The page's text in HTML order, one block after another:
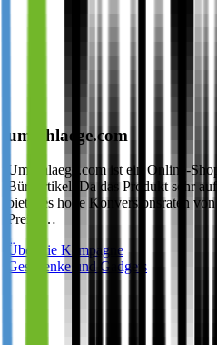
umschlaege.com
Umschlaege.com ist ein Online-
Büroartikel. Da das Produkt sehr
bietet es hohe Konversionsraten
Preise…
Über die Kampagne
Geschenke und Gadgets